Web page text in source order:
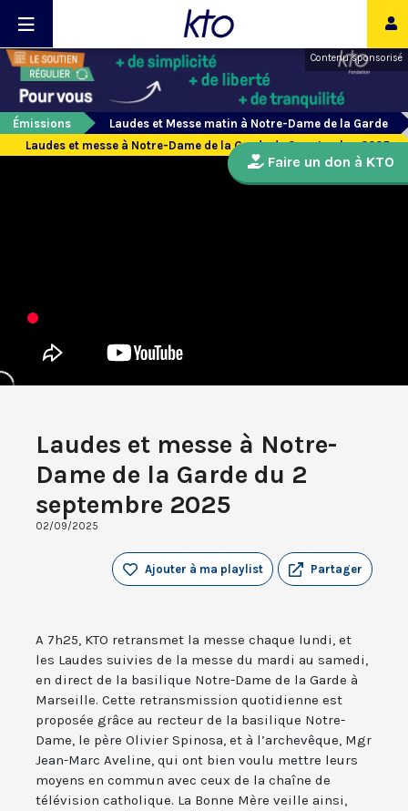
Contenu sponsorisé
Émissions
Laudes et Messe matin à Notre-Dame de la Garde
Laudes et messe à Notre-Dame de la Garde du 2 septembre 2025
Laudes et messe à Notre-
Dame de la Garde du 2
septembre 2025
02/09/2025
Partager
Ajouter à ma playlist
A 7h25, KTO retransmet la messe chaque lundi, et
les Laudes suivies de la messe du mardi au samedi,
en direct de la basilique Notre-Dame de la Garde à
Marseille. Cette retransmission quotidienne est
proposée grâce au recteur de la basilique Notre-
Dame, le père Olivier Spinosa, et à l’archevêque, Mgr
Jean-Marc Aveline, qui ont bien voulu mettre leurs
moyens en commun avec ceux de la chaîne de
télévision catholique. La Bonne Mère veille ainsi,
Faire un don à KTO